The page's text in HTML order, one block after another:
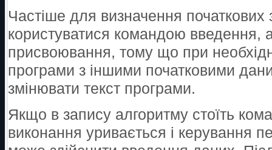
Частіше для визначення початкових
користуватися командою введення,
присвоювання, тому що при
програми з іншими початковими
змінювати текст програми.
Якщо в запису алгоритму стоїть
виконання уривається і керування